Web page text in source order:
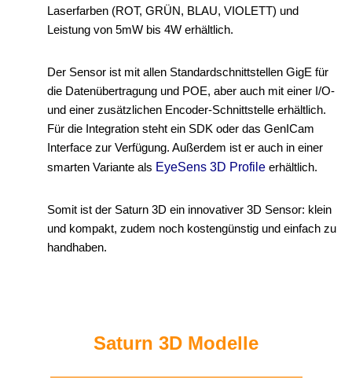
Laserfarben (ROT, GRÜN, BLAU, VIOLETT) und
Leistung von 5mW bis 4W erhältlich.
Der Sensor ist mit allen Standardschnittstellen GigE für
die Datenübertragung und POE, aber auch mit einer I/O-
und einer zusätzlichen Encoder-Schnittstelle erhältlich.
Für die Integration steht ein SDK oder das GenICam
Interface zur Verfügung. Außerdem ist er auch in einer
smarten Variante als EyeSens 3D Profile erhältlich.
Somit ist der Saturn 3D ein innovativer 3D Sensor: klein
und kompakt, zudem noch kostengünstig und einfach zu
handhaben.
Saturn 3D Modelle